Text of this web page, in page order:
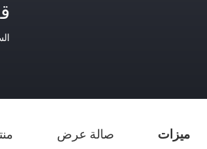
ميزات صالة عرض